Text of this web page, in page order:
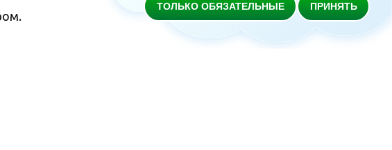
ТОЛЬКО ОБЯЗАТЕЛЬНЫЕ ПРИНЯТЬ